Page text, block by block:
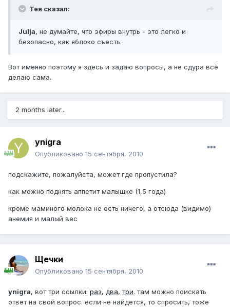
Тея сказал:
Julja, не думайте, что эфиры внутрь - это легко и
безопасно, как яблоко съесть.
Вот именно поэтому я здесь и задаю вопросы, а не сдура всё
делаю сама.
2 months later...
ynigra
Опубликовано 15 сентября, 2010
подскажите, пожалуйста, может где пропустила?
как можно поднять аппетит малышке (1,5 года)
кроме маминого молока не есть ничего, а отсюда (видимо)
анемия и малый вес
Щечки
Опубликовано 15 сентября, 2010
ynigra, вот три ссылки: раз, два, три. там можно поискать
ответ на свой вопрос. если не найдется, то спросить, тоже